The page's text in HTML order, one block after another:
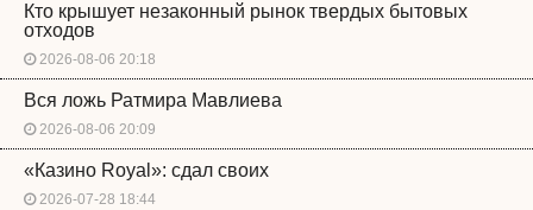
Кто крышует незаконный рынок твердых бытовых
отходов
2026-08-06 20:18
Вся ложь Ратмира Мавлиева
2026-08-06 20:09
«Казино Royal»: сдал своих
2026-07-28 18:44